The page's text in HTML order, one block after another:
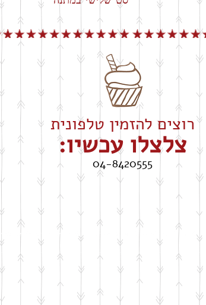
רוצים להזמין טלפונית
צלצלו עכשיו:
04-8420555